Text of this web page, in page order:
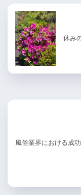
休み
風俗業界における成